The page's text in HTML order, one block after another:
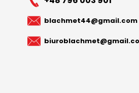
blachmet44@gmail.com